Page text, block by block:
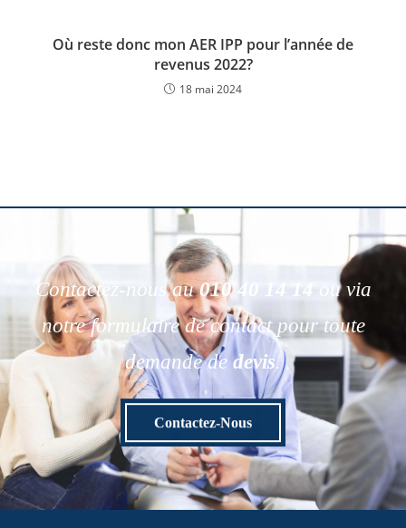
Où reste donc mon AER IPP pour l’année de
revenus 2022?
18 mai 2024
Contactez-nous au010 40 14 14
ou via
notre formulaire de contact pour toute
demande de devis.
Contactez-Nous